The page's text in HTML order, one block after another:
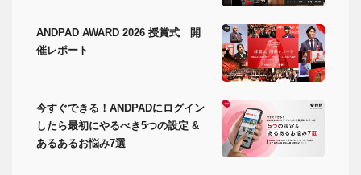
ANDPAD AWARD 2026 授賞式 開
催レポート
今すぐできる！ANDPADにログイン
したら最初にやるべき5つの設定 &
あるあるお悩み7選